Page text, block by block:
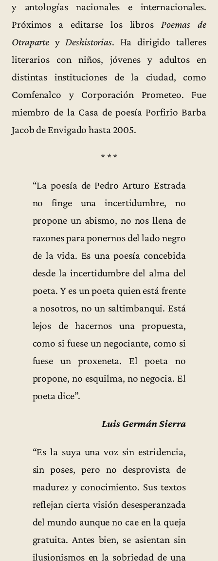
y antologías nacionales e internacionales.
Próximos a editarse los libros Poemas de
Otraparte y Deshistorias. Ha dirigido talleres
literarios con niños, jóvenes y adultos en
distintas instituciones de la ciudad, como
Comfenalco y Corporación Prometeo. Fue
miembro de la Casa de poesía Porfirio Barba
Jacob de Envigado hasta 2005.
* * *
“La poesía de Pedro Arturo Estrada
no finge una incertidumbre, no
propone un abismo, no nos llena de
razones para ponernos del lado negro
de la vida. Es una poesía concebida
desde la incertidumbre del alma del
poeta. Y es un poeta quien está frente
a nosotros, no un saltimbanqui. Está
lejos de hacernos una propuesta,
como si fuese un negociante, como si
fuese un proxeneta. El poeta no
propone, no esquilma, no negocia. El
poeta dice”.
Luis Germán Sierra
“Es la suya una voz sin estridencia,
sin poses, pero no desprovista de
madurez y conocimiento. Sus textos
reflejan cierta visión desesperanzada
del mundo aunque no cae en la queja
gratuita. Antes bien, se asientan sin
ilusionismos en la sobriedad de una